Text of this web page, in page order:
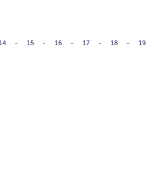
14 - 15 - 16 - 17 - 18 - 19